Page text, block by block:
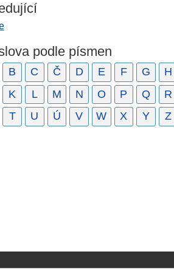
podle písmen
B C Č D E F G H
K L M N O P Q R
T U Ú V W X Y Z